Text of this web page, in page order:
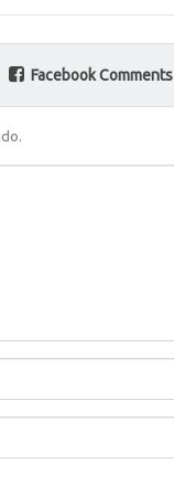
Facebook Comments